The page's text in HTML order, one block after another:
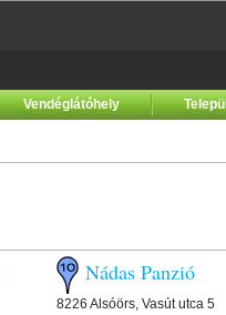
Vendéglátóhely
Nádas Panzió
8226 Alsóörs, Vasút utca 5